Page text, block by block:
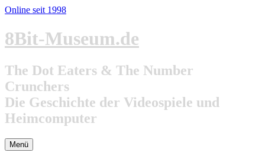
Online seit 1998
Zum
Inhalt
8Bit-Museum.de
The Dot Eaters & The Number
Crunchers
Die Geschichte der Videospiele und
Heimcomputer
Menü